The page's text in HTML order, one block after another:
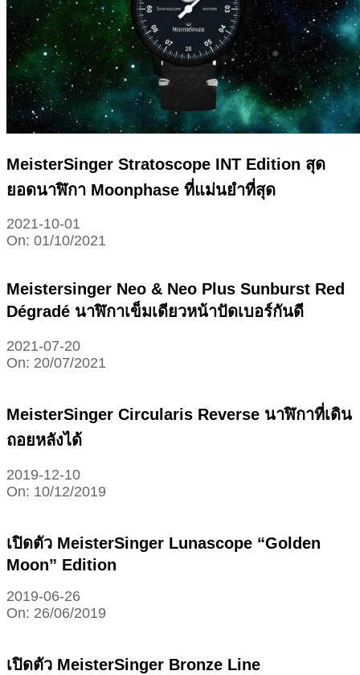
MeisterSinger Stratoscope INT Edition สุด
ยอดนาฬิกา Moonphase ที่แม่นยำที่สุด
2021-10-01
On: 01/10/2021
Meistersinger Neo & Neo Plus Sunburst Red
Dégradé นาฬิกาเข็มเดียวหน้าปัดเบอร์กันดี
2021-07-20
On: 20/07/2021
MeisterSinger Circularis Reverse นาฬิกาที่เดิน
ถอยหลังได้
2019-12-10
On: 10/12/2019
เปิดตัว MeisterSinger Lunascope “Golden
Moon” Edition
2019-06-26
On: 26/06/2019
เปิดตัว MeisterSinger Bronze Line